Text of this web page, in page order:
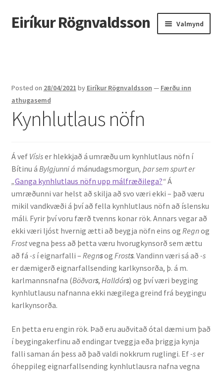
Fara
beint
Hoppa
yfir
Eiríkur Rögnvaldsson Valmynd
Ætt
Líf og starf
Myndir
Kennsla
Kennd námskeið
Kennsluefni
Yfirlit um kennslu
Stjórnun
Innan Háskólans
Samstarfsverkefni
Styrkir og verðlaun
Posted on 28/04/2021 by Eiríkur Rögnvaldsson — Færðu inn
athugasemd
Kynhlutlaus nöfn
Á vef Vísiser hlekkjað á umræðu um kynhlutlaus nöfn í
Bítinu á Bylgjunniá mánudagsmorgun, þar sem spurt er
„Ganga kynhlutlaus nöfn upp málfræðilega?“Á
umræðunni var helst að skilja að svo væri ekki – það væru
mikil vandkvæði á því að fella kynhlutlaus nöfn að íslensku
máli. Fyrir því voru færð tvenns konar rök. Annars vegar að
ekki væri ljóst hvernig ætti að beygja nöfn eins og Regnog
Frostvegna þess að þetta væru hvorugkynsorð sem ættu
að fá -sí eignarfalli – Regnsog Frosts. Vandinn væri sá að ­ -s
er dæmigerð eignarfallsending karlkynsorða, þ. á m.
karlmannsnafna (Böðvars, Halldórs) og því væri beyging
kynhlutlausu nafnanna ekki nægilega greind frá beygingu
karlkynsorða.
En þetta eru engin rök. Það eru auðvitað ótal dæmi um það
í beygingakerfinu að endingar tveggja eða þriggja kynja
falli saman án þess að það valdi nokkrum ruglingi. Ef-ser
óheppileg eignarfallsending kynhlutlausra nafna vegna